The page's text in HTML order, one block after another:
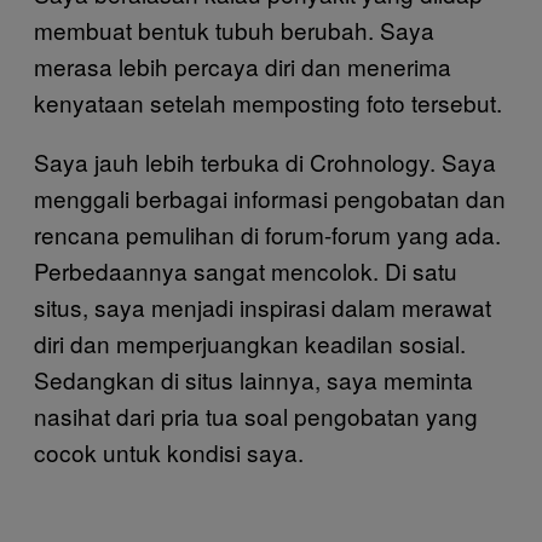
membuat bentuk tubuh berubah. Saya
merasa lebih percaya diri dan menerima
kenyataan setelah memposting foto tersebut.
Saya jauh lebih terbuka di Crohnology. Saya
menggali berbagai informasi pengobatan dan
rencana pemulihan di forum-forum yang ada.
Perbedaannya sangat mencolok. Di satu
situs, saya menjadi inspirasi dalam merawat
diri dan memperjuangkan keadilan sosial.
Sedangkan di situs lainnya, saya meminta
nasihat dari pria tua soal pengobatan yang
cocok untuk kondisi saya.